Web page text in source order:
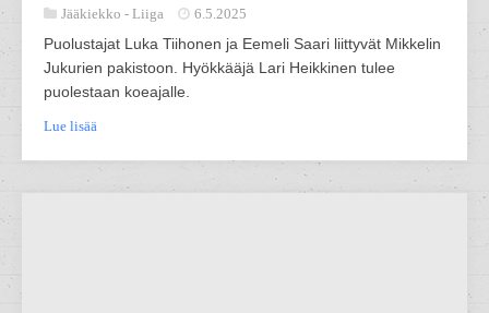
Jääkiekko - Liiga 6.5.2025
Puolustajat Luka Tiihonen ja Eemeli Saari liittyvät Mikkelin
Jukurien pakistoon. Hyökkääjä Lari Heikkinen tulee
puolestaan koeajalle.
Lue lisää